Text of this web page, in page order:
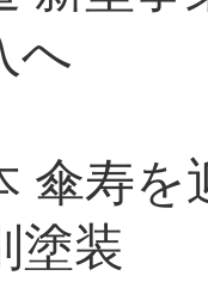
へ
傘寿
塗装